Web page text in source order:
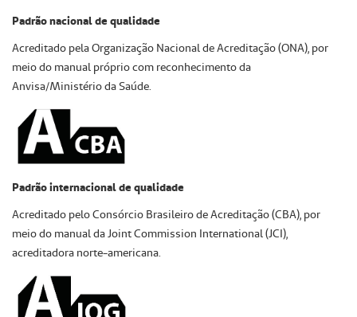
Padrão nacional de qualidade
Acreditado pela Organização Nacional de Acreditação (ONA), por
meio do manual próprio com reconhecimento da
Anvisa/Ministério da Saúde.
Padrão internacional de qualidade
Acreditado pelo Consórcio Brasileiro de Acreditação (CBA), por
meio do manual da Joint Commission International (JCI),
acreditadora norte-americana.